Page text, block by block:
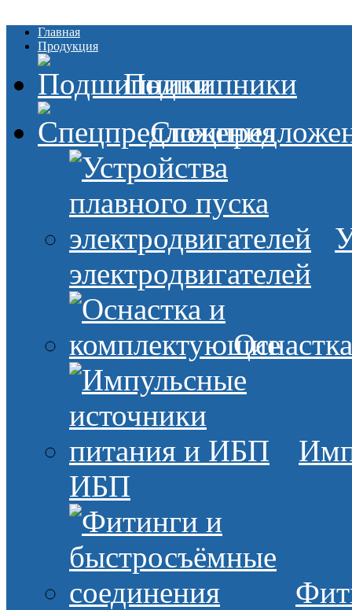
Главная
Продукция
Подшипники
электродвигателей
ИБП